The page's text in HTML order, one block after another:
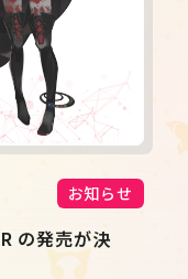
お知らせ
の発売が決